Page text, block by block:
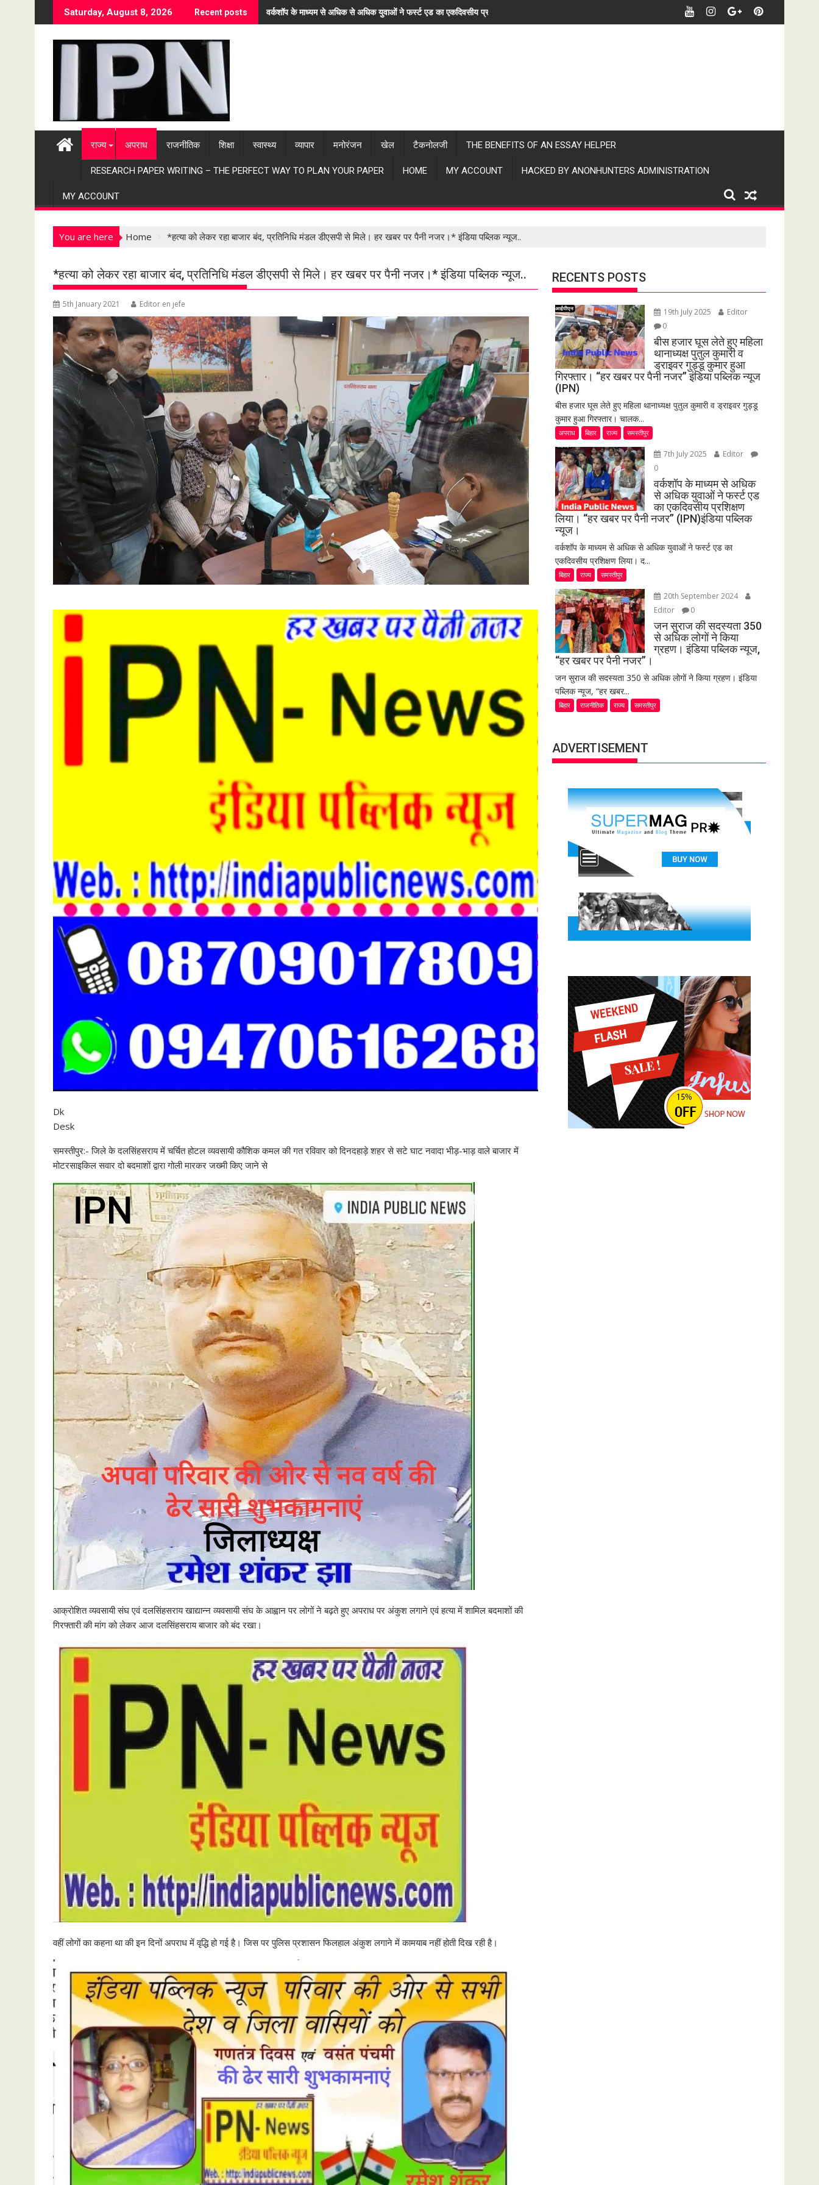
k
Saturday, August 8, 2026 Recent posts वर्कशॉप के माध्यम से अधिक से अधिक युवाओं ने फर्स्ट एड का एकदिवसीय प्रशिक्षण लिया। "हर खबर पर पैनी नजर" (IPN)इंडिया पब्लिक न्यूज।
राज्य अपराध राजनीतिक शिक्षा स्वास्थ्य व्यापार मनोरंजन खेल टैकनोलजी THE BENEFITS OF AN ESSAY HELPER
RESEARCH PAPER WRITING – THE PERFECT WAY TO PLAN YOUR PAPER HOME MY ACCOUNT HACKED BY ANONHUNTERS ADMINISTRATION
MY ACCOUNT
You are here Home *हत्या को लेकर रहा बाजार बंद, प्रतिनिधि मंडल डीएसपी से मिले। हर खबर पर पैनी नजर।* इंडिया पब्लिक न्यूज..
*हत्या को लेकर रहा बाजार बंद, प्रतिनिधि मंडल डीएसपी से मिले। हर खबर पर पैनी नजर।* इंडिया पब्लिक न्यूज..
5th January 2021 Editor en jefe
Dk
Desk
समस्तीपुर:- जिले के दलसिंहसराय में चर्चित होटल व्यवसायी कौशिक कमल की गत रविवार को दिनदहाड़े शहर से सटे घाट नवादा भीड़-भाड़ वाले बाजार में
मोटरसाइकिल सवार दो बदमाशों द्वारा गोली मारकर जख्मी किए जाने से
आक्रोशित व्यवसायी संघ एवं दलसिंहसराय खाद्यान्न व्यवसायी संघ के आह्वान पर लोगों ने बढ़ते हुए अपराध पर अंकुश लगाने एवं हत्या में शामिल बदमाशों की
गिरफ्तारी की मांग को लेकर आज दलसिंहसराय बाजार को बंद रखा।
वहीं लोगों का कहना था की इन दिनों अपराध में वृद्धि हो गई है। जिस पर पुलिस प्रशासन फिलहाल अंकुश लगाने में कामयाब नहीं होती दिख रही है।
RECENTS POSTS
19th July 2025
Editor
0
बीस हजार घूस लेते हुए महिला
थानाध्यक्ष पुतुल कुमारी व
ड्राइवर गुड्डू कुमार हुआ
गिरफ्तार। “हर खबर पर पैनी नजर” इंडिया पब्लिक न्यूज
(IPN)
बीस हजार घूस लेते हुए महिला थानाध्यक्ष पुतुल कुमारी व ड्राइवर गुड्डू
कुमार हुआ गिरफ्तार। चालक...
अपराध बिहार राज्य समस्तीपुर
7th July 2025
Editor
0
वर्कशॉप के माध्यम से अधिक
से अधिक युवाओं ने फर्स्ट एड
का एकदिवसीय प्रशिक्षण
लिया। “हर खबर पर पैनी नजर” (IPN)इंडिया पब्लिक
न्यूज।
वर्कशॉप के माध्यम से अधिक से अधिक युवाओं ने फर्स्ट एड का
एकदिवसीय प्रशिक्षण लिया। द...
बिहार राज्य समस्तीपुर
20th September 2024
Editor
0
जन सुराज की सदस्यता 350
से अधिक लोगों ने किया
ग्रहण। इंडिया पब्लिक न्यूज,
“हर खबर पर पैनी नजर”।
जन सुराज की सदस्यता 350 से अधिक लोगों ने किया ग्रहण। इंडिया
पब्लिक न्यूज, “हर खबर...
बिहार राजनीतिक राज्य समस्तीपुर
ADVERTISEMENT